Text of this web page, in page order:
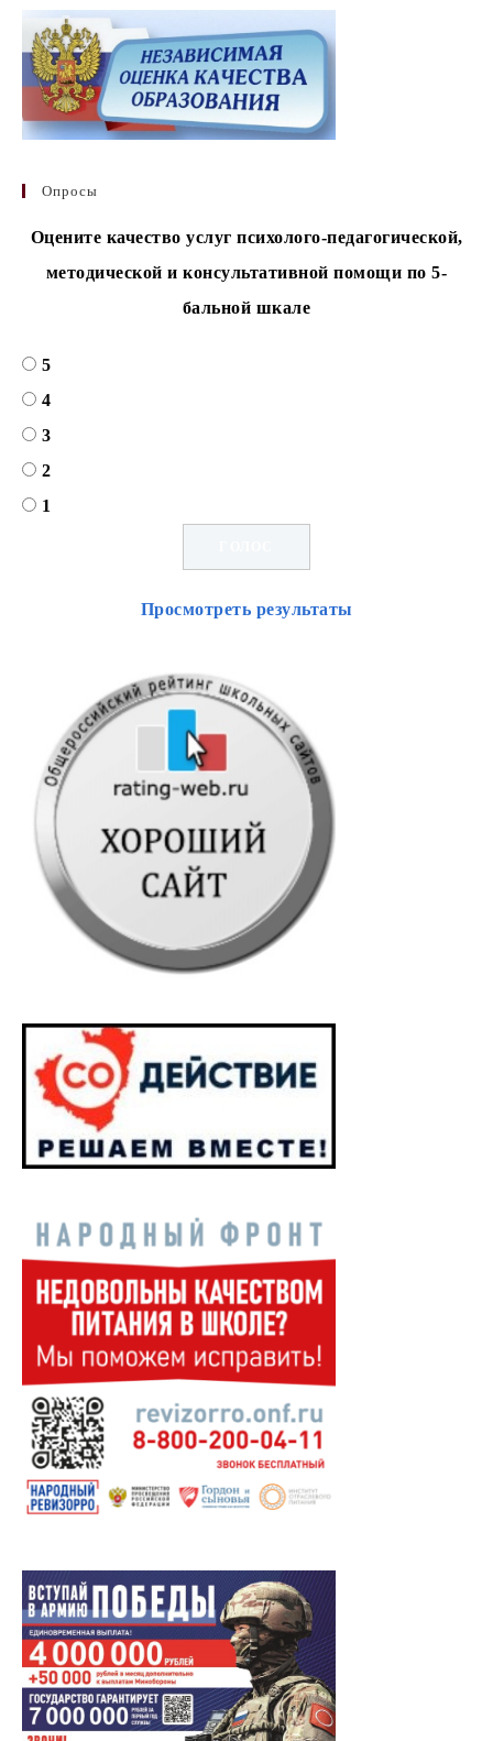
Опросы
Оцените качество услуг психолого-педагогической,
методической и консультативной помощи по 5-
бальной шкале
5
4
3
2
1
Просмотреть результаты